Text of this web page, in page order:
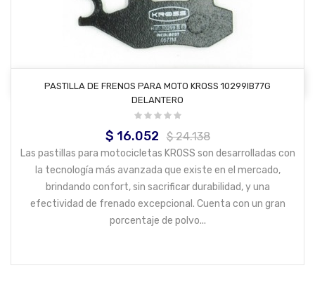
AÑADIR AL CARRITO
PASTILLA DE FRENOS PARA MOTO KROSS 10299IB77G
DELANTERO
Precio
$ 16.052
Precio
base
$ 24.138
Las pastillas para motocicletas KROSS son desarrolladas con
la tecnología más avanzada que existe en el mercado,
brindando confort, sin sacrificar durabilidad, y una
efectividad de frenado excepcional. Cuenta con un gran
porcentaje de polvo...